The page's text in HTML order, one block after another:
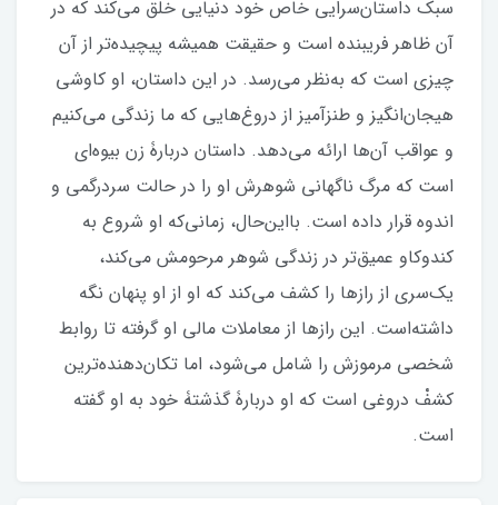
سبک داستان‌سرایی خاص خود دنیایی خلق می‌کند که در
آن ظاهر فریبنده است و حقیقت همیشه پیچیده‌تر از آن
چیزی است که به‌نظر می‌رسد. در این داستان، او کاوشی
هیجان‌انگیز و طنزآمیز از دروغ‌هایی که ما زندگی می‌کنیم
و عواقب آن‌ها ارائه می‌دهد. داستان دربارۀ زن بیوه‌ای
است که مرگ ناگهانی شوهرش او را در حالت سردرگمی و
اندوه قرار داده است. بااین‌حال، زمانی‌که او شروع به
کندوکاو عمیق‌تر در زندگی شوهر مرحومش می‌کند،
یک‌سری از رازها را کشف می‌کند که او از او پنهان نگه‌
داشته‌است. این رازها از معاملات مالی او گرفته تا روابط
شخصی مرموزش را شامل می‌شود، اما تکان‌دهنده‌ترین
کشفْ دروغی است که او دربارۀ گذشتۀ خود به او گفته
است.